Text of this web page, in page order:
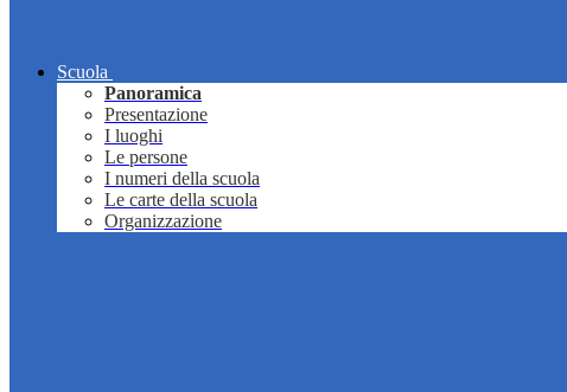
Scuola
Panoramica
Presentazione
I luoghi
Le persone
I numeri della scuola
Le carte della scuola
Organizzazione